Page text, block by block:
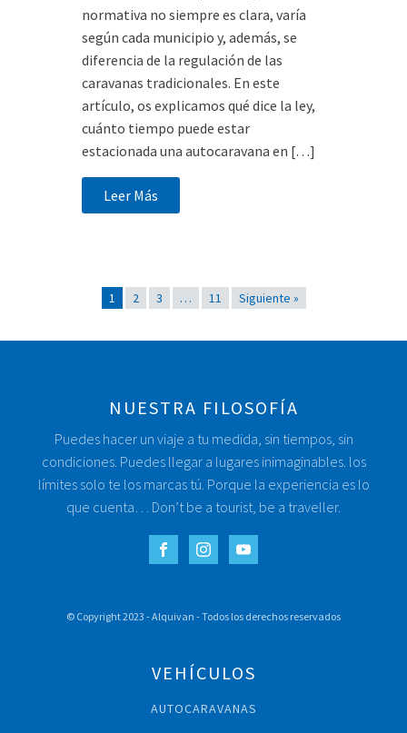
normativa no siempre es clara, varía
según cada municipio y, además, se
diferencia de la regulación de las
caravanas tradicionales. En este
artículo, os explicamos qué dice la ley,
cuánto tiempo puede estar
estacionada una autocaravana en […]
Leer Más
1 2 3 … 11 Siguiente »
NUESTRA FILOSOFÍA
Puedes hacer un viaje a tu medida, sin tiempos, sin
condiciones. Puedes llegar a lugares inimaginables. los
límites solo te los marcas tú. Porque la experiencia es lo
que cuenta… Don’t be a tourist, be a traveller.
© Copyright 2023 - Alquivan - Todos los derechos reservados
VEHÍCULOS
AUTOCARAVANAS